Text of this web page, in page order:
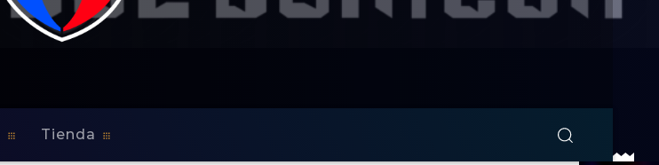
Tienda